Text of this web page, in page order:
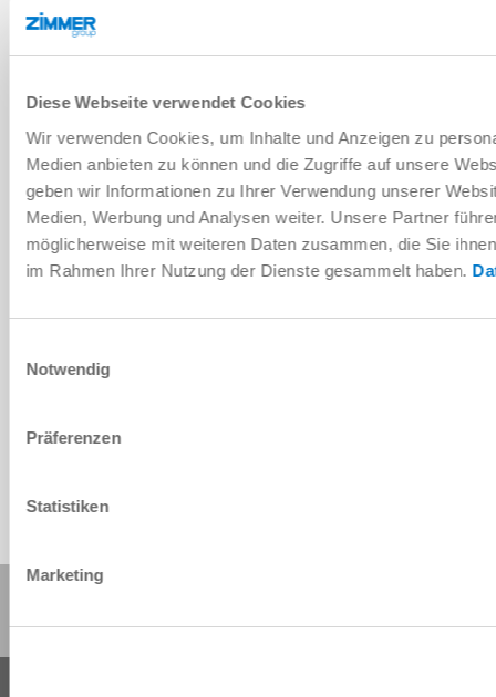
Diese Webseite verwendet Cookies
Wir verwenden Cookies, um Inhalte und Anzeigen zu
Medien anbieten zu können und die Zugriffe auf unsere
geben wir Informationen zu Ihrer Verwendung unserer
Medien, Werbung und Analysen weiter. Unsere Partner
möglicherweise mit weiteren Daten zusammen, die Sie
im Rahmen Ihrer Nutzung der Dienste gesammelt haben.
Notwendig
Präferenzen
Statistiken
Marketing
DOWNLOADS
Inbetriebnahmeanleitung Comfort
App
Herunterladen